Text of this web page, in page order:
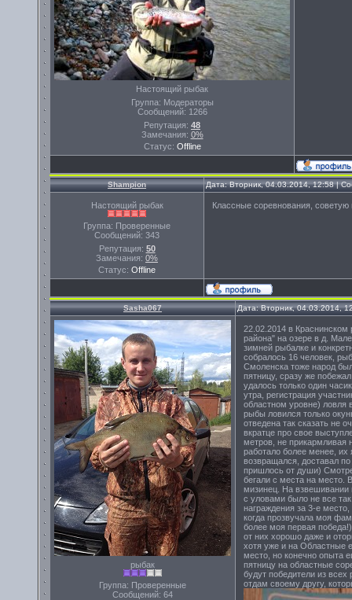
Настоящий рыбак
Группа: Модераторы
Сообщений: 1266
Репутация: 48
Замечания: 0%
Статус: Offline
Shampion Дата: Вторник, 04.03.2014, 12:58 |
Настоящий рыбак
Группа: Проверенные
Сообщений: 343
Репутация: 50
Замечания: 0%
Статус: Offline
Классные соревнования,
Sasha067 Дата: Вторник, 04.03.2014,
рыбак
Группа: Проверенные
Сообщений: 64
22.02.2014 в
района" на озере в д.
зимней рыбалке и
собралось 16 человек,
Смоленска тоже народ
пятницу, сразу же
удалось только один
утра, регистрация
областном уровне) ловля
рыбы ловился только
отведена так сказать не
вкратце про свое
метров, не прикармливая
работало более менее, их
возвращался, доставал
пришлось от души)
бегали с места на место.
мизинец. На взвешивании
с уловами было не все
награждения за 3-е
когда прозвучала моя
более моя первая
от них хорошо даже и
хотя уже и на Областные
место, но конечно опыта
пятницу на областные
будут победители из
отдам своему другу,